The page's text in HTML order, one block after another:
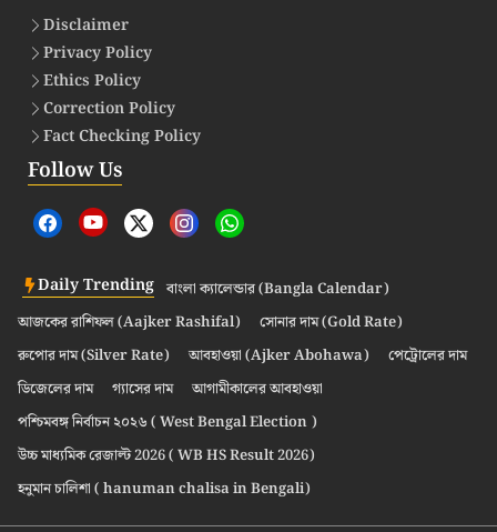
Disclaimer
Privacy Policy
Ethics Policy
Correction Policy
Fact Checking Policy
Follow Us
Daily Trending বাংলা ক্যালেন্ডার (Bangla Calendar)
আজকের রাশিফল (Aajker Rashifal)
সোনার দাম (Gold Rate)
রুপোর দাম (Silver Rate)
আবহাওয়া (Ajker Abohawa)
পেট্রোলের দাম
ডিজেলের দাম
গ্যাসের দাম
আগামীকালের আবহাওয়া
পশ্চিমবঙ্গ নির্বাচন ২০২৬ ( West Bengal Election )
উচ্চ মাধ্যমিক রেজাল্ট 2026 ( WB HS Result 2026)
হনুমান চালিশা ( hanuman chalisa in Bengali)